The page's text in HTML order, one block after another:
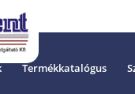
Termékkatalógus